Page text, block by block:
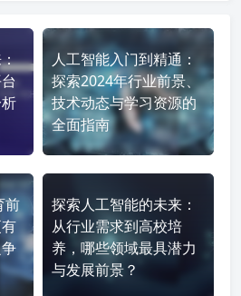
人工智能入门到精通：
探索2024年行业前景、
技术动态与学习资源的
全面指南
前
探索人工智能的未来：
从行业需求到高校培
养，哪些领域最具潜力
与发展前景？